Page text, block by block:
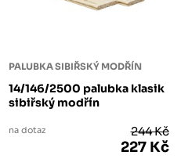
PALUBKA SIBIŘSKÝ MODŘÍN
14/146/2500 palubka klasik
sibiřský modřín
na dotaz 244 Kč
227 Kč